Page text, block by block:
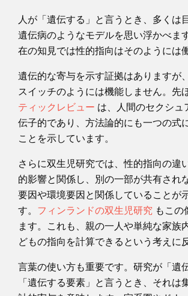
人が「遺伝する」と言うとき、多くは
遺伝病のようなモデルを思い浮かべま
在の知見では性的指向はそのようには
遺伝的な寄与を示す証拠はありますが
スイッチのようには機能しません。先
ティックレビュー は、人間のセクシュ
伝子的であり、方法論的にも一つの式
ことを示しています。
さらに双生児研究では、性的指向の違
的影響と関係し、別の一部が共有され
要因や環境要因と関係していることが
す。 フィンランドの双生児研究 もこの
ます。これも、親の一人や単純な家族
どもの指向を計算できるという考えに
言葉の使い方も重要です。研究が「遺
「遺伝する要素」と言うとき、それは